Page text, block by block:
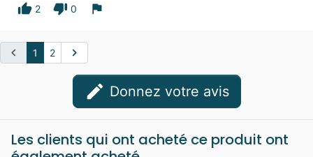
thumb_up 2 thumb_down 0 flag
chevron_left 1 2 chevron_right
edit Donnez votre avis
Les clients qui ont acheté ce produit ont